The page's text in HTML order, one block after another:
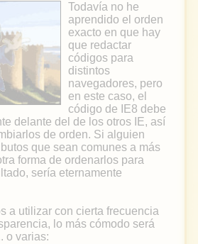
Todavía no he
aprendido el orden
exacto en que hay
que redactar
códigos para
distintos
navegadores, pero
en este caso, el
código de IE8 debe
delante del de los otros IE, así
de orden. Si alguien
que sean comunes a más
forma de ordenarlos para
sería eternamente
a utilizar con cierta frecuencia
lo más cómodo será
o varias: